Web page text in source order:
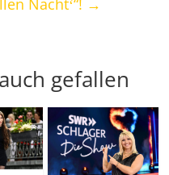
Nachtʻ“! →
gefallen